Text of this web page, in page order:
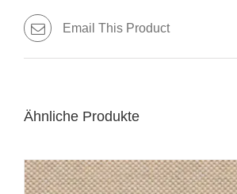
Email This Product
Ähnliche Produkte